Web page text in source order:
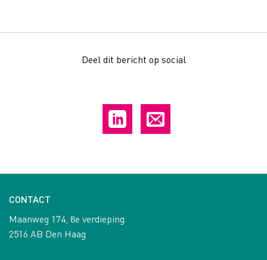
Deel dit bericht op social
CONTACT
Maanweg 174, 8e verdieping
2516 AB Den Haag